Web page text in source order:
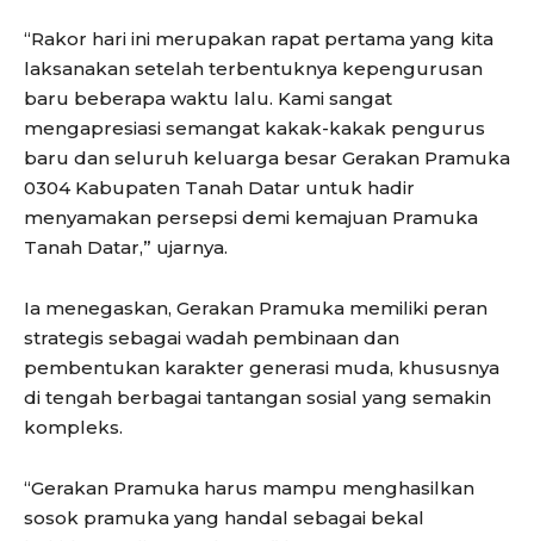
“Rakor hari ini merupakan rapat pertama yang kita
laksanakan setelah terbentuknya kepengurusan
baru beberapa waktu lalu. Kami sangat
mengapresiasi semangat kakak-kakak pengurus
baru dan seluruh keluarga besar Gerakan Pramuka
0304 Kabupaten Tanah Datar untuk hadir
menyamakan persepsi demi kemajuan Pramuka
Tanah Datar,” ujarnya.
Ia menegaskan, Gerakan Pramuka memiliki peran
strategis sebagai wadah pembinaan dan
pembentukan karakter generasi muda, khususnya
di tengah berbagai tantangan sosial yang semakin
kompleks.
“Gerakan Pramuka harus mampu menghasilkan
sosok pramuka yang handal sebagai bekal